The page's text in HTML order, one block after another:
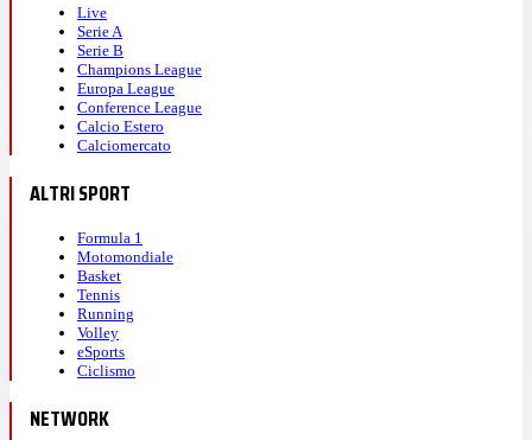
Live
Serie A
Serie B
Champions League
Europa League
Conference League
Calcio Estero
Calciomercato
ALTRI SPORT
Formula 1
Motomondiale
Basket
Tennis
Running
Volley
eSports
Ciclismo
NETWORK